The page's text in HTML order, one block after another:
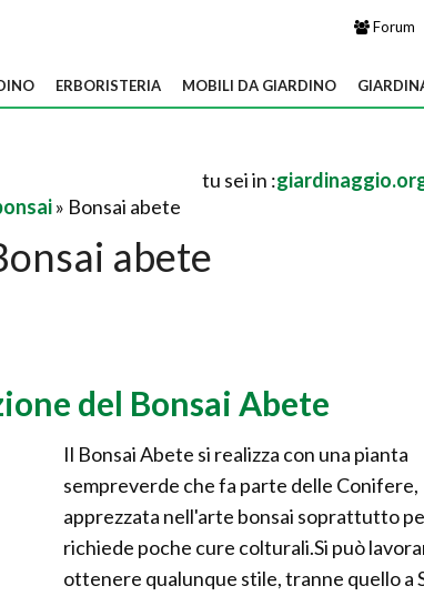
Forum
ERBORISTERIA MOBILI DA GIARDINO
tu sei in :
» Bonsai abete
abete
del Bonsai Abete
Il Bonsai Abete si realizza con una pianta
sempreverde che fa parte delle Conifere,
apprezzata nell'arte bonsai soprattutto
richiede poche cure colturali.Si può
ottenere qualunque stile, tranne quello a